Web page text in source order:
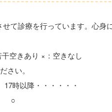
て診療を行っています。心身
空きあり ×：空きなし
さい。
時以降・・・・・・
○